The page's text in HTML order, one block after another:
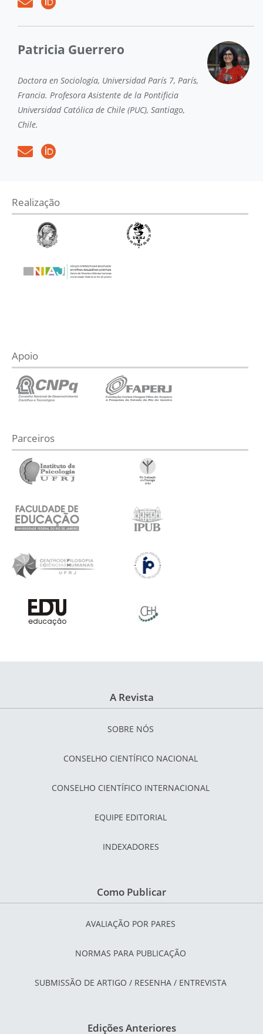
Patricia Guerrero
Doctora en Sociología, Universidad París 7, París,
Francia. Profesora Asistente de la Pontificia
Universidad Católica de Chile (PUC), Santiago,
Chile.
Realização
Apoio
Parceiros
A Revista
SOBRE NÓS
CONSELHO CIENTÍFICO NACIONAL
CONSELHO CIENTÍFICO INTERNACIONAL
EQUIPE EDITORIAL
INDEXADORES
Como Publicar
AVALIAÇÃO POR PARES
NORMAS PARA PUBLICAÇÃO
SUBMISSÃO DE ARTIGO / RESENHA / ENTREVISTA
Edições Anteriores